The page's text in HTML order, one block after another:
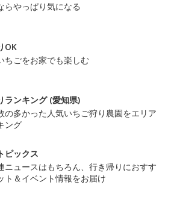
らやっぱり気になる
OK
ちごをお家でも楽しむ
ランキング (愛知県)
の多かった人気いちご狩り農園をエリア
ング
ピックス
ニュースはもちろん、行き帰りにおすす
ト＆イベント情報をお届け